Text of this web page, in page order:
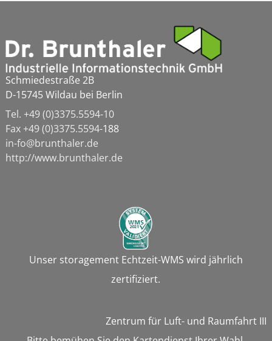
Schmiedestraße 2B
D-15745 Wildau bei Berlin
Tel. +49 (0)3375.5594-10
Fax +49 (0)3375.5594-188
in-fo@brunthaler.de
http://www.brunthaler.de
Unser storagement Echtzeit-WMS wird jährlich
zertifiziert.
Zentrum für Luft- und Raumfahrt III